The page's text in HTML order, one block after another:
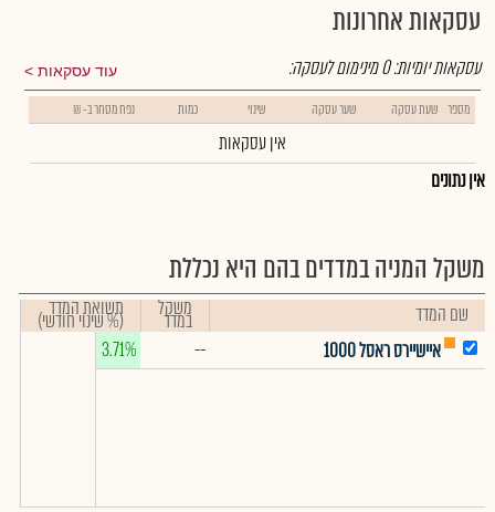
עסקאות אחרונות
עוד עסקאות עסקאות יומיות:0מינימום לעסקה:
מספר שעת עסקה שער עסקה שינוי כמות נפח מסחר ב- ₪
אין עסקאות
אין נתונים
משקל המניה במדדים בהם היא נכללת
שם המדד משקל
במדד תשואת המדד
(% שינוי חודשי)
איישיירס ראסל 1000
--
3.71%